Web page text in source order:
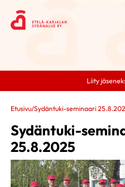
Liity
Etusivu/Sydäntuki-seminaari
Sydäntuki-
25.8.2025